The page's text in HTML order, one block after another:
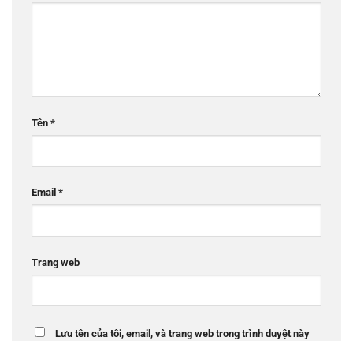
Tên *
Email *
Trang web
Lưu tên của tôi, email, và trang web trong trình duyệt này